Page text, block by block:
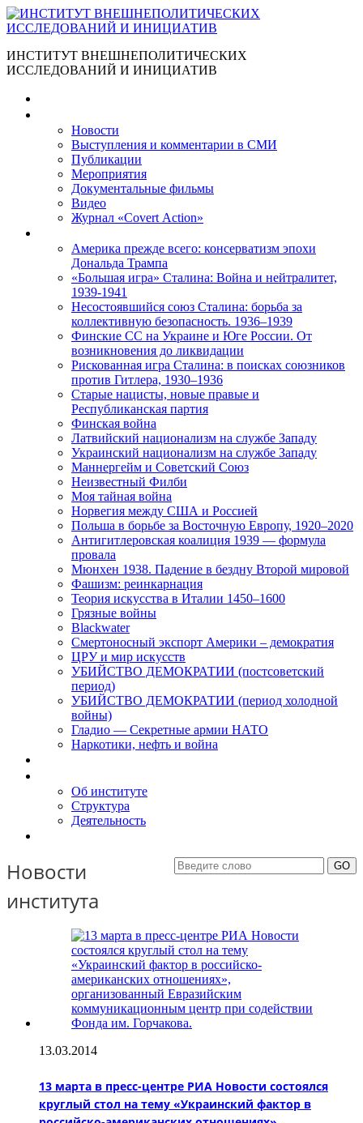
ИНСТИТУТ ВНЕШНЕПОЛИТИЧЕСКИХ
ИССЛЕДОВАНИЙ И ИНИЦИАТИВ
Новости
Выступления и коммента­рии в СМИ
Публикации
Мероприятия
Документальные фильмы
Видео
Журнал «Covert Action»
Америка прежде всего: консерватизм эпохи
Дональда Трампа
«Большая игра» Сталина: Война и нейтралитет,
1939-1941
Несостоявшийся союз Сталина: борьба за
коллективную безопасность. 1936–1939
Финские СС на Украине и Юге России. От
возникновения до ликвидации
Рискованная игра Сталина: в поисках союзников
против Гитлера, 1930–1936
Старые нацисты, новые правые и
Республиканская партия
Финская война
Латвийский национализм на службе Западу
Украинский национализм на службе Западу
Маннергейм и Советский Союз
Неизвестный Филби
Моя тайная война
Норвегия между США и Россией
Польша в борьбе за Восточную Европу, 1920–2020
Антигитлеровская коалиция 1939 — формула
провала
Мюнхен 1938. Падение в бездну Второй мировой
Фашизм: реинкарнация
Теория искусства в Италии 1450–1600
Грязные войны
Blackwater
Смертоносный экспорт Америки – демократия
ЦРУ и мир искусств
УБИЙСТВО ДЕМОКРАТИИ (постсоветский
период)
УБИЙСТВО ДЕМОКРАТИИ (период холодной
войны)
Гладио — Секретные армии НАТО
Наркотики, нефть и война
Об институте
Структура
Деятельность
Новости
института
13.03.2014
13 марта в пресс-центре РИА Новости состоялся
круглый стол на тему «Украинский фактор в